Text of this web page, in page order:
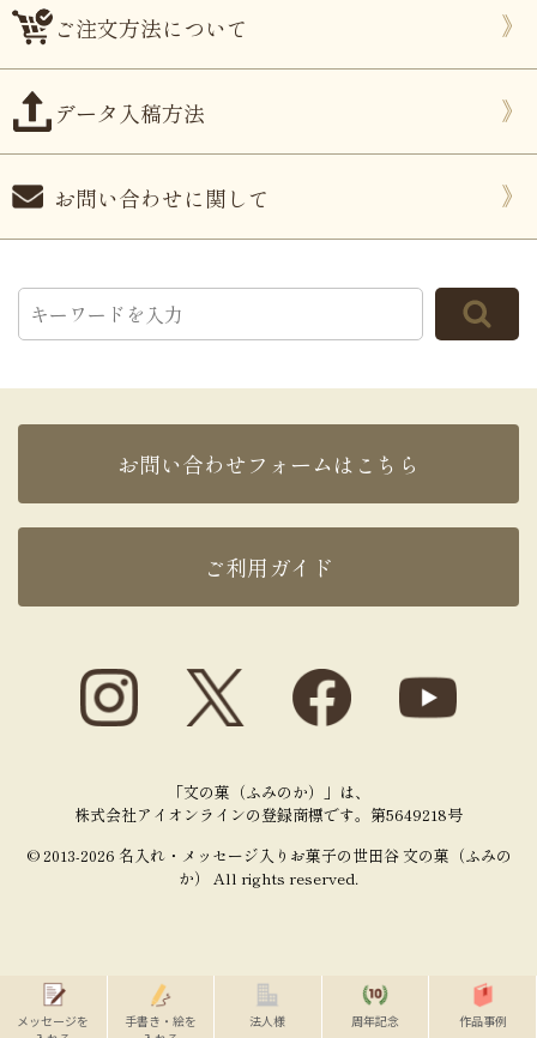
ご注文方法について
データ入稿方法
お問い合わせに関して
お問い合わせフォームはこちら
ご利用ガイド
「文の菓（ふみのか）」は、
株式会社アイオンラインの登録商標です。第5649218号
© 2013-2026 名入れ・メッセージ入りお菓子の世田谷 文の菓（ふみの
か） All rights reserved.
メッセージを
手書き・絵を
法人様 周年記念 作品事例